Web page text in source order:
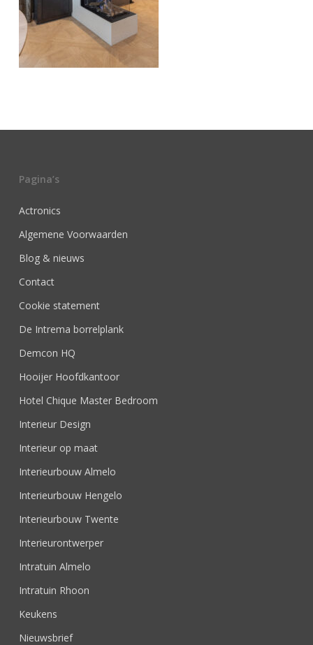
Pagina’s
Actronics
Algemene Voorwaarden
Blog & nieuws
Contact
Cookie statement
De Intrema borrelplank
Demcon HQ
Hooijer Hoofdkantoor
Hotel Chique Master Bedroom
Interieur Design
Interieur op maat
Interieurbouw Almelo
Interieurbouw Hengelo
Interieurbouw Twente
Interieurontwerper
Intratuin Almelo
Intratuin Rhoon
Keukens
Nieuwsbrief